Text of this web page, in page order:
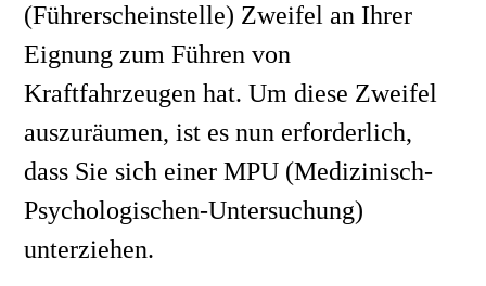
(Führerscheinstelle) Zweifel an Ihrer
Eignung zum Führen von
Kraftfahrzeugen hat. Um diese Zweifel
auszuräumen, ist es nun erforderlich,
dass Sie sich einer MPU (Medizinisch-
Psychologischen-Untersuchung)
unterziehen.